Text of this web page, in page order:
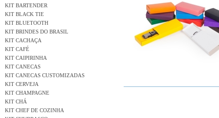
KIT BARTENDER
KIT BLACK TIE
KIT BLUETOOTH
KIT BRINDES DO BRASIL
KIT CACHAÇA
KIT CAFÉ
KIT CAIPIRINHA
KIT CANECAS
KIT CANECAS CUSTOMIZADAS
KIT CERVEJA
KIT CHAMPAGNE
KIT CHÁ
KIT CHEF DE COZINHA